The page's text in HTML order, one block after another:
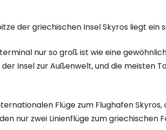
der griechischen Insel Skyros liegt ein
nur so groß ist wie eine
Insel zur Außenwelt, und die meisten
Flüge zum Flughafen
nur zwei Linienflüge zum griechischen